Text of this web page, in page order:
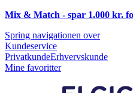
Mix & Match - spar 1.000 kr.
Spring navigationen over
Kundeservice
PrivatkundeErhvervskunde
Mine favoritter